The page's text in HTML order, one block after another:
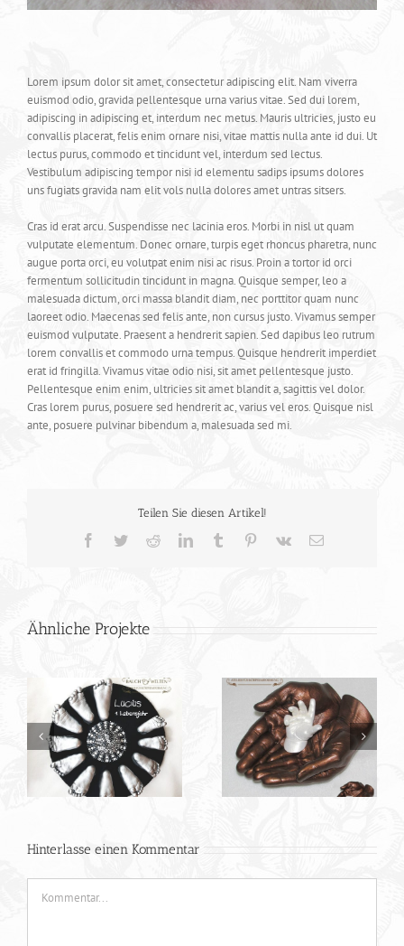
Lorem ipsum dolor sit amet, consectetur adipiscing elit. Nam viverra
euismod odio, gravida pellentesque urna varius vitae. Sed dui lorem,
adipiscing in adipiscing et, interdum nec metus. Mauris ultricies, justo eu
convallis placerat, felis enim ornare nisi, vitae mattis nulla ante id dui. Ut
lectus purus, commodo et tincidunt vel, interdum sed lectus.
Vestibulum adipiscing tempor nisi id elementu sadips ipsums dolores
uns fugiats gravida nam elit vols nulla dolores amet untras sitsers.
Cras id erat arcu. Suspendisse nec lacinia eros. Morbi in nisl ut quam
vulputate elementum. Donec ornare, turpis eget rhoncus pharetra, nunc
augue porta orci, eu volutpat enim nisi ac risus. Proin a tortor id orci
fermentum sollicitudin tincidunt in magna. Quisque semper, leo a
malesuada dictum, orci massa blandit diam, nec porttitor quam nunc
laoreet odio. Maecenas sed felis ante, non cursus justo. Vivamus semper
euismod vulputate. Praesent a hendrerit sapien. Sed dapibus leo rutrum
lorem convallis et commodo urna tempus. Quisque hendrerit imperdiet
erat id fringilla. Vivamus vitae odio nisi, sit amet pellentesque justo.
Pellentesque enim enim, ultricies sit amet blandit a, sagittis vel dolor.
Cras lorem purus, posuere sed hendrerit ac, varius vel eros. Quisque nisl
ante, posuere pulvinar bibendum a, malesuada sed mi.
Teilen Sie diesen Artikel!
Facebook
TwitterRedditLinkedInTumblr Pinterest
Vk
E-
Ähnliche Projekte
Fünf kleine
Krabbelfinger in den
Elternhänden
Nils und Nelly:
Geschwisterhändchen
auf edlem Holzsockel
mit
handgeschriebenem
Namenszug
Hinterlasse einen Kommentar